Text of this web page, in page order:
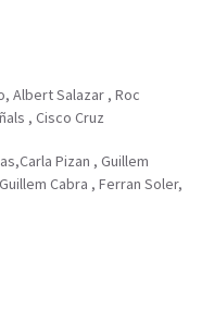
Albert Salazar , Roc
, Cisco Cruz
Pizan , Guillem
Cabra , Ferran Soler,